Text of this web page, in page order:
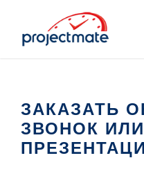
ЗАКАЗАТЬ
ЗВОНОК ИЛИ